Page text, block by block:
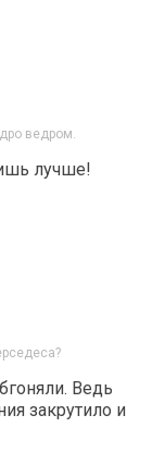
ведром.
лучше!
Ведь
закрутило и